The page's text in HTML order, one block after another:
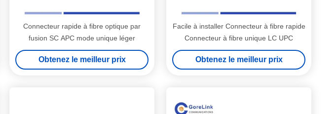
Connecteur rapide à fibre optique par
fusion SC APC mode unique léger
Obtenez le meilleur prix
Facile à installer Connecteur à fibre rapide
Connecteur à fibre unique LC UPC
Obtenez le meilleur prix